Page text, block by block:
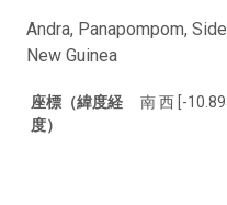
Andra, Panapompom,
New Guinea
座標（緯度経
度）
南 西 [-